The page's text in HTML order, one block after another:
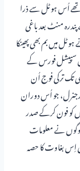
اُس ہوٹل سے ذرا
منٹ بعد باغی
میں بم بھی پھینکا
سپیشل فورس کے
تک ترکی فوج اُن
جو اُس دوران
کو فون کرکے صدر
نے معلومات
اِس بغاوت کا حصہ